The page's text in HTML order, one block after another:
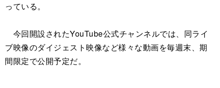
っている。
今回開設されたYouTube公式チャンネルでは、同ライ
ブ映像のダイジェスト映像など様々な動画を毎週末、期
間限定で公開予定だ。